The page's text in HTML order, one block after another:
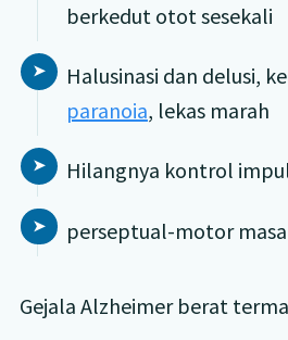
berkedut otot sesekali
Halusinasi dan delusi,
paranoia, lekas marah
Hilangnya kontrol
perseptual-motor
Gejala Alzheimer berat